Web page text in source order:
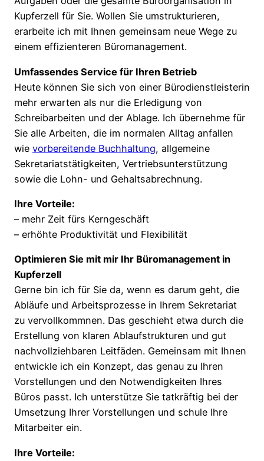
Kupferzell für Sie. Wollen Sie umstrukturieren,
erarbeite ich mit Ihnen gemeinsam neue Wege zu
einem effizienteren Büromanagement.
Umfassendes Service für Ihren Betrieb
Heute können Sie sich von einer Bürodienstleisterin
mehr erwarten als nur die Erledigung von
Schreibarbeiten und der Ablage. Ich übernehme für
Sie alle Arbeiten, die im normalen Alltag anfallen
wie vorbereitende Buchhaltung, allgemeine
Sekretariatstätigkeiten, Vertriebsunterstützung
sowie die Lohn- und Gehaltsabrechnung.
Ihre Vorteile:
– mehr Zeit fürs Kerngeschäft
– erhöhte Produktivität und Flexibilität
Optimieren Sie mit mir Ihr Büromanagement in
Kupferzell
Gerne bin ich für Sie da, wenn es darum geht, die
Abläufe und Arbeitsprozesse in Ihrem Sekretariat
zu vervollkommnen. Das geschieht etwa durch die
Erstellung von klaren Ablaufstrukturen und gut
nachvollziehbaren Leitfäden. Gemeinsam mit Ihnen
entwickle ich ein Konzept, das genau zu Ihren
Vorstellungen und den Notwendigkeiten Ihres
Büros passt. Ich unterstütze Sie tatkräftig bei der
Umsetzung Ihrer Vorstellungen und schule Ihre
Mitarbeiter ein.
Ihre Vorteile: